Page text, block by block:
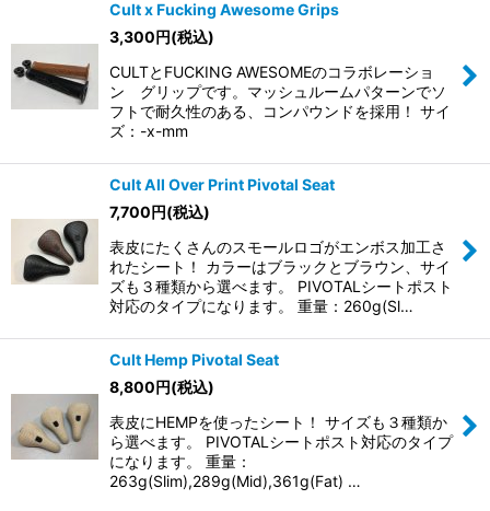
Cult x Fucking Awesome Grips
3,300円(税込)
CULTとFUCKING AWESOMEのコラボレーショ
ン グリップです。マッシュルームパターンでソ
フトで耐久性のある、コンパウンドを採用！ サイ
ズ：-x-mm
Cult All Over Print Pivotal Seat
7,700円(税込)
表皮にたくさんのスモールロゴがエンボス加工さ
れたシート！ カラーはブラックとブラウン、サイ
ズも３種類から選べます。 PIVOTALシートポスト
対応のタイプになります。 重量：260g(Sl…
Cult Hemp Pivotal Seat
8,800円(税込)
表皮にHEMPを使ったシート！ サイズも３種類か
ら選べます。 PIVOTALシートポスト対応のタイプ
になります。 重量：
263g(Slim),289g(Mid),361g(Fat) …